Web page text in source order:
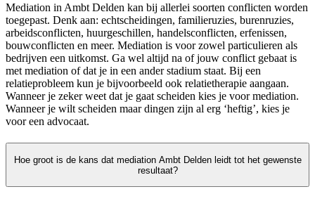
Mediation in Ambt Delden kan bij allerlei soorten conflicten worden
toegepast. Denk aan: echtscheidingen, familieruzies, burenruzies,
arbeidsconflicten, huurgeschillen, handelsconflicten, erfenissen,
bouwconflicten en meer. Mediation is voor zowel particulieren als
bedrijven een uitkomst. Ga wel altijd na of jouw conflict gebaat is
met mediation of dat je in een ander stadium staat. Bij een
relatieprobleem kun je bijvoorbeeld ook relatietherapie aangaan.
Wanneer je zeker weet dat je gaat scheiden kies je voor mediation.
Wanneer je wilt scheiden maar dingen zijn al erg ‘heftig’, kies je
voor een advocaat.
Hoe groot is de kans dat mediation Ambt Delden leidt tot het gewenste
resultaat?